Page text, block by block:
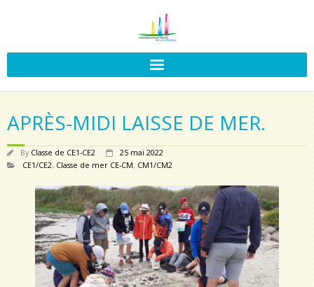
APRÈS-MIDI LAISSE DE MER.
By Classe de CE1-CE2
25 mai 2022
CE1/CE2, Classe de mer CE-CM, CM1/CM2